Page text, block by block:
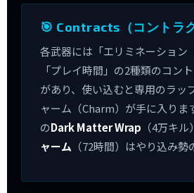
🎯 Contracts（コントラク
各武器には「エリミネーション
「プレイ時間」の2種類のコン
があり、使い込むと専用のラッ
ャーム（Charm）が手に入りま
のDark Matter Wrap （4万キル
ャーム （72時間）はやり込み勢